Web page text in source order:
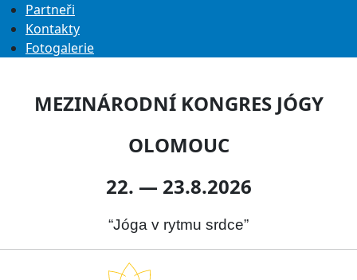
Partneři
Kontakty
Fotogalerie
MEZINÁRODNÍ KONGRES JÓGY
OLOMOUC
22. — 23.8.2026
“Jóga v rytmu srdce”